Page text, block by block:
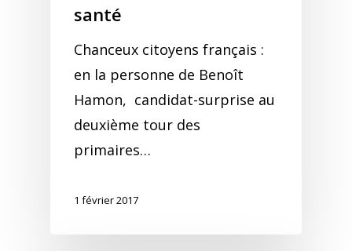
santé
Chanceux citoyens français :
en la personne de Benoît
Hamon, candidat-surprise au
deuxième tour des
primaires…
1 février 2017